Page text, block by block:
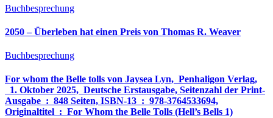
Buchbesprechung
2050 – Überleben hat einen Preis von Thomas R. Weaver
Buchbesprechung
For whom the Belle tolls von Jaysea Lyn, ‎ Penhaligon Verlag,
‎ 1. Oktober 2025, ‎ Deutsche Erstausgabe, Seitenzahl der Print-
Ausgabe ‏ : ‎ 848 Seiten, ISBN-13 ‏ : ‎ 978-3764533694,
Originaltitel ‏ : ‎ For Whom the Belle Tolls (Hell’s Bells 1)